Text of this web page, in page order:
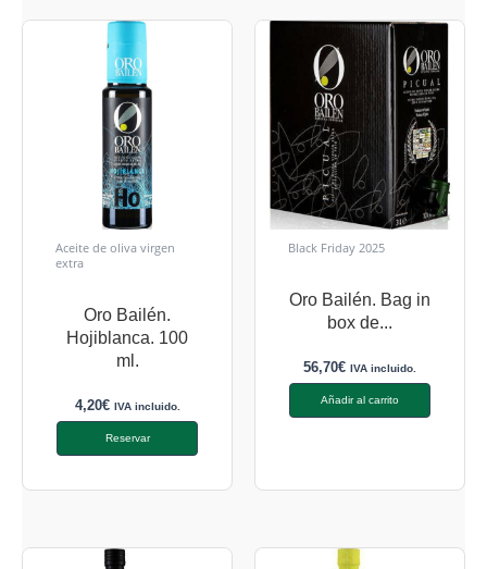
Aceite de oliva virgen
extra
Oro Bailén.
Hojiblanca. 100
ml.
4,20€ IVA incluido.
Reservar
Black Friday 2025
Oro Bailén. Bag in
box de...
56,70€ IVA incluido.
Añadir al carrito